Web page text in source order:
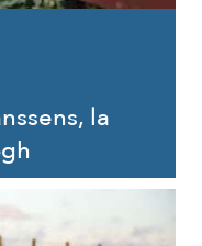
la